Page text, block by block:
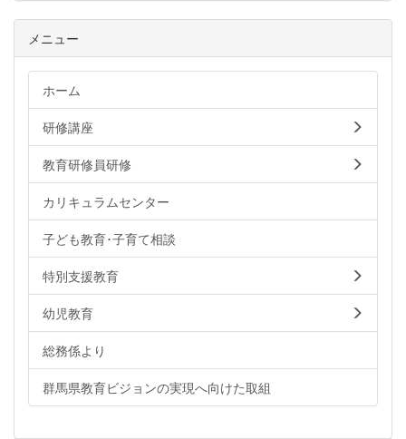
メニュー
ホーム
研修講座
教育研修員研修
カリキュラムセンター
子ども教育･子育て相談
特別支援教育
幼児教育
総務係より
群馬県教育ビジョンの実現へ向けた取組